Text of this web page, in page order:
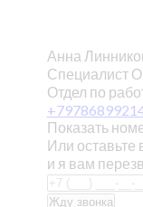
Анна
Специалист
Отдел по
Показать
Или оставьте
и я вам